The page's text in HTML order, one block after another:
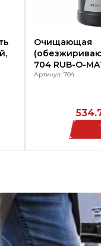
Очищающая
704 RUB-O-
мл, TECH
Артикул: 704